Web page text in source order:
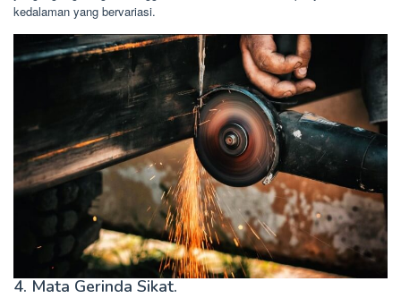
kedalaman yang bervariasi.
4. Mata Gerinda Sikat.